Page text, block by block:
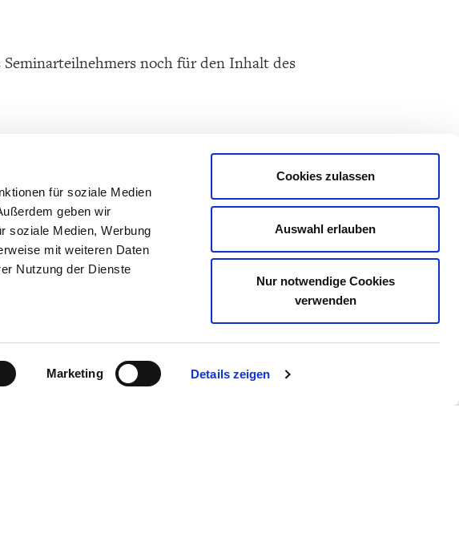
für soziale Medien
geben wir
soziale Medien, Werbung
mit weiteren Daten
Nutzung der Dienste
Marketing Details zeigen
Cookies zulassen
Auswahl erlauben
Nur notwendige Cookies
verwenden
noch für den Inhalt des